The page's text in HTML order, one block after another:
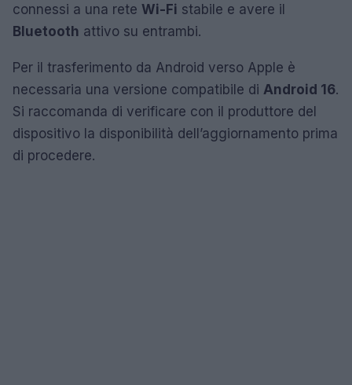
connessi a una rete Wi-Fi stabile e avere il
Bluetooth attivo su entrambi.
Per il trasferimento da Android verso Apple è
necessaria una versione compatibile di Android 16.
Si raccomanda di verificare con il produttore del
dispositivo la disponibilità dell’aggiornamento prima
di procedere.